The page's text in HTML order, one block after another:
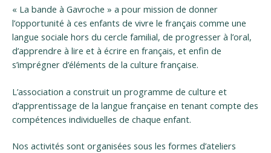
« La bande à Gavroche » a pour mission de donner
l’opportunité à ces enfants de vivre le français comme une
langue sociale hors du cercle familial, de progresser à l’oral,
d’apprendre à lire et à écrire en français, et enfin de
s’imprégner d’éléments de la culture française.
L’association a construit un programme de culture et
d’apprentissage de la langue française en tenant compte des
compétences individuelles de chaque enfant.
Nos activités sont organisées sous les formes d’ateliers